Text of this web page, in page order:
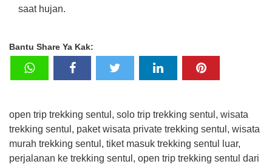
saat hujan.
Bantu Share Ya Kak:
open trip trekking sentul, solo trip trekking sentul, wisata
trekking sentul, paket wisata private trekking sentul, wisata
murah trekking sentul, tiket masuk trekking sentul luar,
perjalanan ke trekking sentul, open trip trekking sentul dari